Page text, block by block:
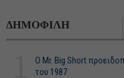
ΔΗΜΟΦΙΛΗ
O Mr. Big Short
του 1987